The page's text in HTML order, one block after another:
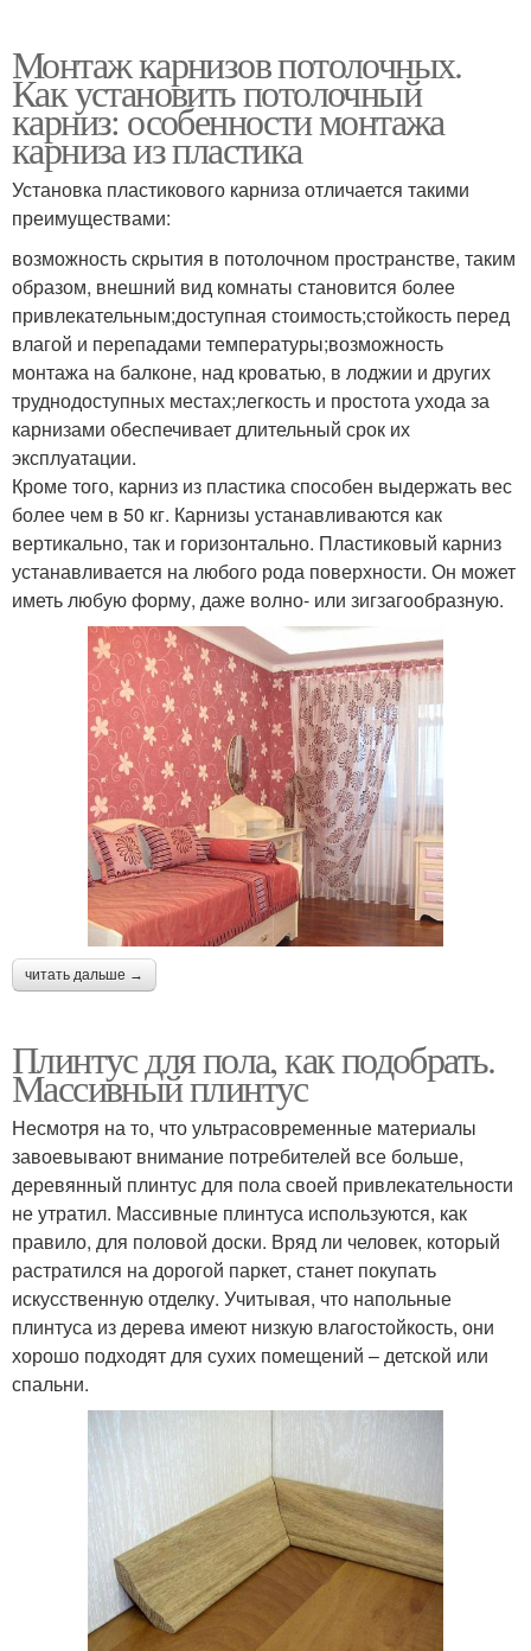
Монтаж карнизов потолочных.
Как установить потолочный
карниз: особенности монтажа
карниза из пластика
Установка пластикового карниза отличается такими
преимуществами:
возможность скрытия в потолочном пространстве, таким
образом, внешний вид комнаты становится более
привлекательным;доступная стоимость;стойкость перед
влагой и перепадами температуры;возможность
монтажа на балконе, над кроватью, в лоджии и других
труднодоступных местах;легкость и простота ухода за
карнизами обеспечивает длительный срок их
эксплуатации.
Кроме того, карниз из пластика способен выдержать вес
более чем в 50 кг. Карнизы устанавливаются как
вертикально, так и горизонтально. Пластиковый карниз
устанавливается на любого рода поверхности. Он может
иметь любую форму, даже волно- или зигзагообразную.
читать дальше →
Плинтус для пола, как подобрать.
Массивный плинтус
Несмотря на то, что ультрасовременные материалы
завоевывают внимание потребителей все больше,
деревянный плинтус для пола своей привлекательности
не утратил. Массивные плинтуса используются, как
правило, для половой доски. Вряд ли человек, который
растратился на дорогой паркет, станет покупать
искусственную отделку. Учитывая, что напольные
плинтуса из дерева имеют низкую влагостойкость, они
хорошо подходят для сухих помещений – детской или
спальни.